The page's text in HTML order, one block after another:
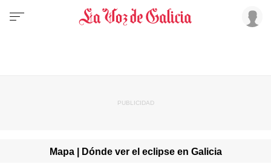
Mapa | Dónde ver el eclipse en Galicia